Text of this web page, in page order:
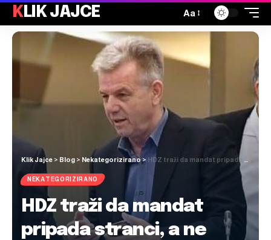
KLIK JAJCE Aa
Klik Jajce > Blog > Nekategorizirano > HDZ traži da mandat pripada stranci, a ne pojedincu: Po tome mnogi danas ne bi bili u parlamentima
NEKATEGORIZIRANO
HDZ traži da mandat
pripada stranci, a ne